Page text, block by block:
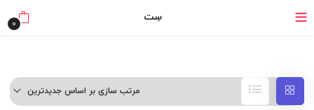
خرید قسطی با ترب‌پی
سِت 0
مرتب سازی بر اساس جدیدترین